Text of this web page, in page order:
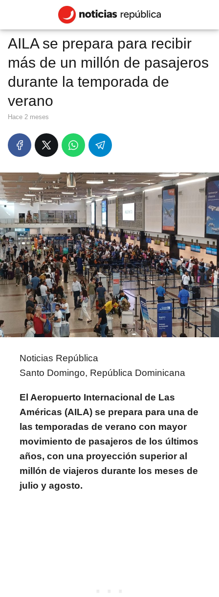
AILA se prepara para recibir
más de un millón de pasajeros
durante la temporada de
verano
hace 2 meses
Noticias República
Santo Domingo, República Dominicana
El Aeropuerto Internacional de Las
Américas (AILA) se prepara para una de
las temporadas de verano con mayor
movimiento de pasajeros de los últimos
años, con una proyección superior al
millón de viajeros durante los meses de
julio y agosto.